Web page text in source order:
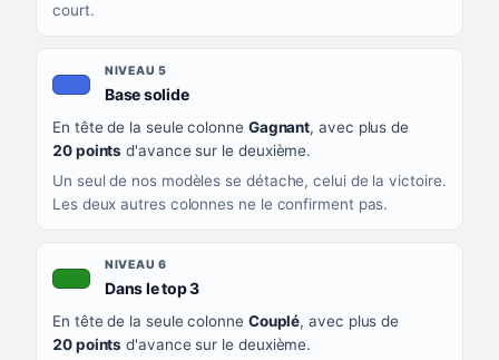
court.
NIVEAU 5
Base solide, couleur bleu roi
En tête de la seule colonne Gagnant, avec plus de
20 points d'avance sur le deuxième.
Un seul de nos modèles se détache, celui de la victoire.
Les deux autres colonnes ne le confirment pas.
NIVEAU 6
Dans le top 3, couleur verte
En tête de la seule colonne Couplé, avec plus de
20 points d'avance sur le deuxième.